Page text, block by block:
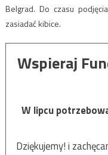
Belgrad. Do czasu
zasiadać kibice.
Wspieraj
W lipcu
Dziękujemy! i